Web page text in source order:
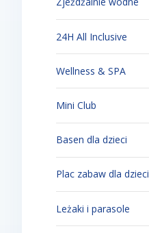
24H All Inclusive
Wellness & SPA
Mini Club
Basen dla dzieci
Plac zabaw dla dzieci
Leżaki i parasole